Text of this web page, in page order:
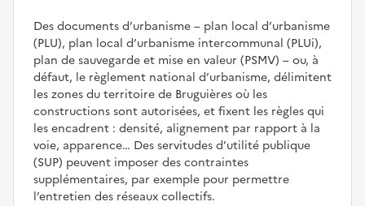
Des documents d’urbanisme – plan local d’urbanisme
(PLU), plan local d’urbanisme intercommunal (PLUi),
plan de sauvegarde et mise en valeur (PSMV) – ou, à
défaut, le règlement national d’urbanisme, délimitent
les zones du territoire de Bruguières où les
constructions sont autorisées, et fixent les règles qui
les encadrent : densité, alignement par rapport à la
voie, apparence… Des servitudes d’utilité publique
(SUP) peuvent imposer des contraintes
supplémentaires, par exemple pour permettre
l’entretien des réseaux collectifs.